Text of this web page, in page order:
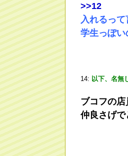
>>12
入れるっ
学生っぽい
14: 以下、名無
ブコフの
仲良さげ